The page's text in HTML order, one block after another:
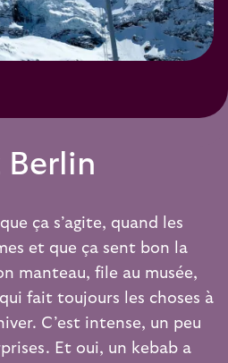
Berlin
ça s’agite, quand les
et que ça sent bon la
manteau, file au musée,
fait toujours les choses à
C’est intense, un peu
Et oui, un kebab a